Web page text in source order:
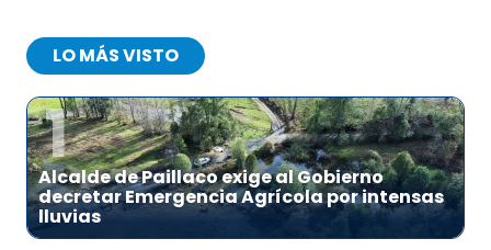
LO MÁS VISTO
1
Alcalde de Paillaco exige al Gobierno
decretar Emergencia Agrícola por intensas
lluvias